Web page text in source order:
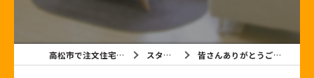
高松市で注文住宅なら有限会社黒石建設 スタッフブログ 皆さんありがとうございました☆ 2013.1.23